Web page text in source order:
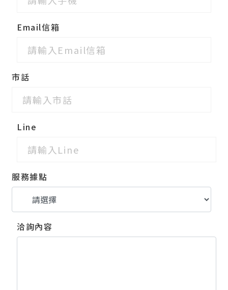
Email信箱
市話
Line
服務據點
洽詢內容